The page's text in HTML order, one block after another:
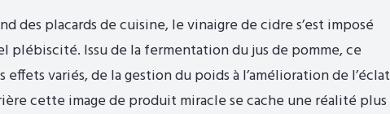
des placards de cuisine, le vinaigre de cidre s’est imposé
plébiscité. Issu de la fermentation du jus de pomme, ce
variés, de la gestion du poids à l’amélioration de l’éclat
cette image de produit miracle se cache une réalité plus